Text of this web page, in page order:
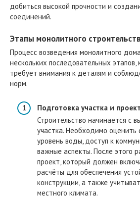
добиться высокой прочности и
соединений.
Этапы монолитного
Процесс возведения монолитного
нескольких последовательных
требует внимания к деталям и
норм.
Подготовка участка и
Строительство начинается с
участка. Необходимо оценить
уровень воды, доступ к
важные аспекты. После этого
проект, который должен
расчёты для обеспечения
конструкции, а также
местного климата.